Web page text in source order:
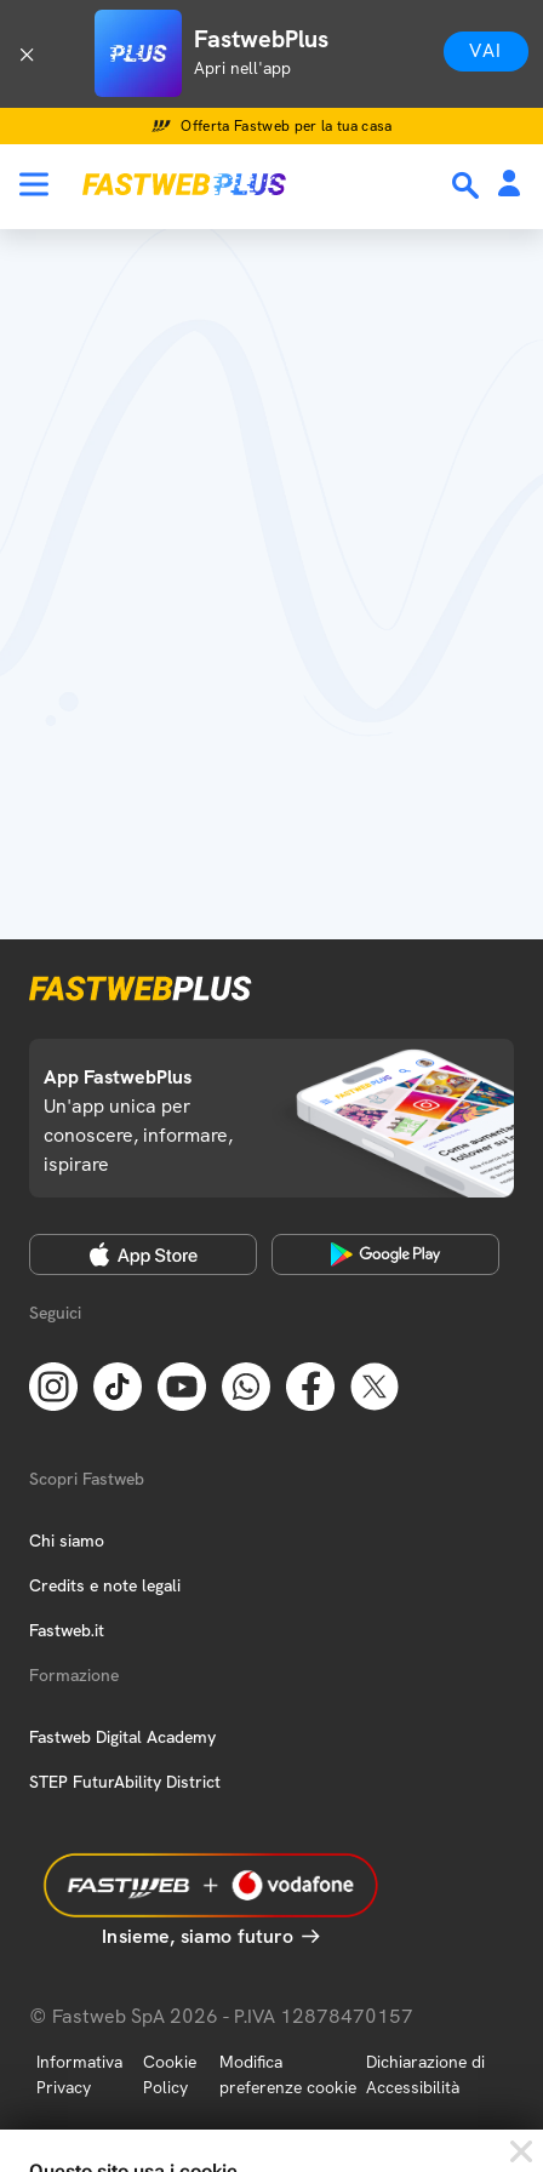
FastwebPlus
Apri nell'app
VAI
Offerta Fastweb per la tua casa
App FastwebPlus
Un'app unica per
conoscere, informare,
ispirare
Seguici
Scopri Fastweb
Chi siamo
Credits e note legali
Fastweb.it
Formazione
Fastweb Digital Academy
STEP FuturAbility District
Insieme, siamo futuro
© Fastweb SpA 2026 - P.IVA 12878470157
Informativa
Privacy
Cookie
Policy
Modifica
preferenze cookie
Dichiarazione di
Accessibilità